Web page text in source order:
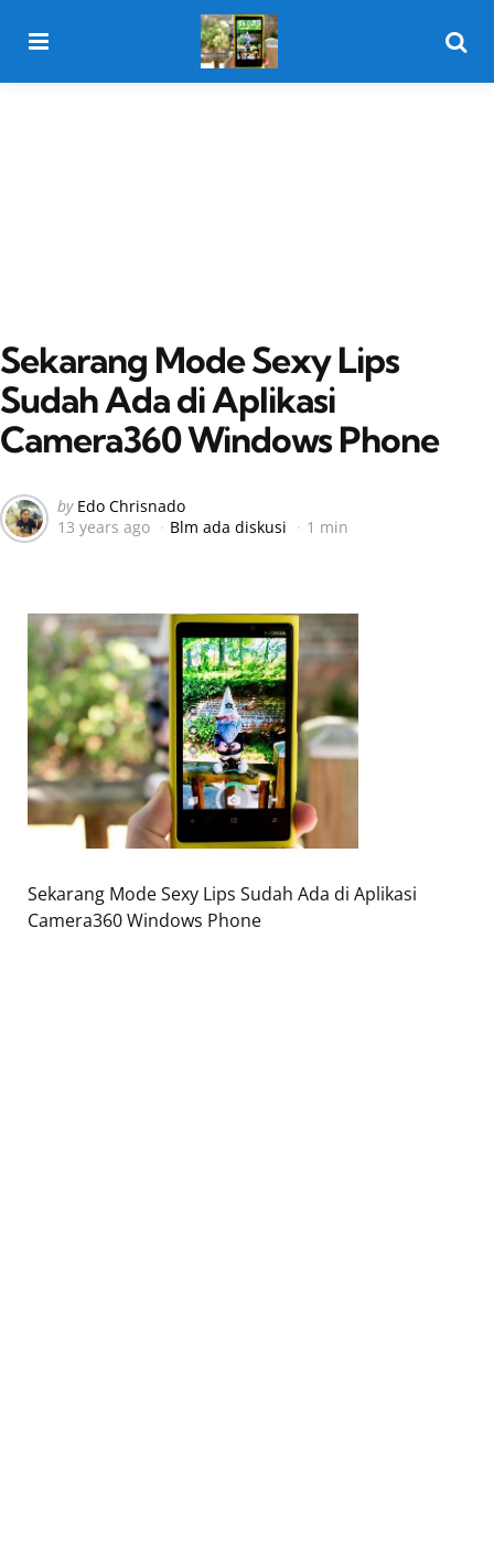
Sekarang Mode Sexy Lips
Sudah Ada di Aplikasi
Camera360 Windows Phone
Posted
by
by Edo Chrisnado
13 years ago
Blm ada diskusi 1 min
Sekarang Mode Sexy Lips Sudah Ada di Aplikasi
Camera360 Windows Phone